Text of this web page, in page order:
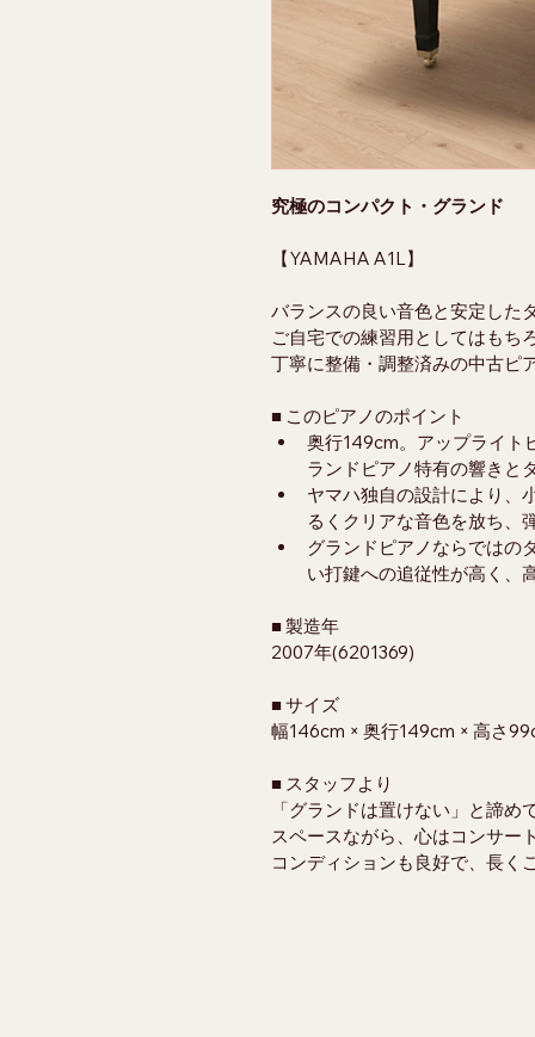
究極のコンパクト・グランド
【YAMAHA A1L】
バランスの良い音色と安定した
ご自宅での練習用としてはもち
丁寧に整備・調整済みの中古ピ
■ このピアノのポイント
奥行149cm。アップライト
ランドピアノ特有の響きと
ヤマハ独自の設計により、
るくクリアな音色を放ち、
グランドピアノならではの
い打鍵への追従性が高く、
■ 製造年
2007年(6201369)
■ サイズ
幅146cm × 奥行149cm × 高さ
■ スタッフより
「グランドは置けない」と諦
スペースながら、心はコンサー
コンディションも良好で、長く